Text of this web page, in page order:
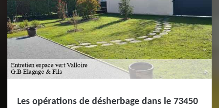
Les opérations de désherbage dans le 73450